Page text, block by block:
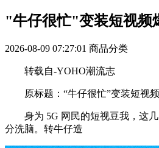
"牛仔很忙"变装短视频
2026-08-09 07:27:01 商品分类
转载自-YOHO潮流志
原标题：“牛仔很忙”变装短视频
身为 5G 网民的短视豆我，这几
分洗脑。转牛仔造